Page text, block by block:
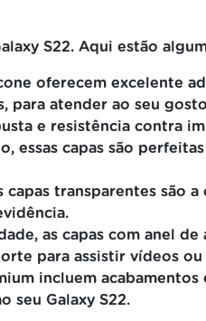
S22. Aqui estão
oferecem excelente
para atender ao seu
e resistência contra
essas capas são
transparentes são
as capas com anel de
para assistir vídeos
incluem
seu Galaxy S22.